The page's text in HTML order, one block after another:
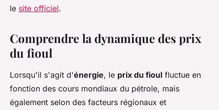
le site officiel.
Comprendre la dynamique des prix
du fioul
Lorsqu'il s'agit d'énergie, le prix du fioul fluctue en
fonction des cours mondiaux du pétrole, mais
également selon des facteurs régionaux et